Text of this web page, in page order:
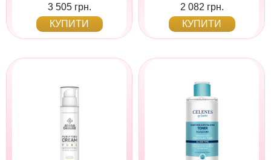
3 505 грн.
КУПИТИ
2 082 грн.
КУПИТИ